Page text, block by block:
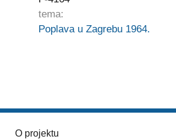
tema:
Poplava u Zagrebu 1964.
O projektu